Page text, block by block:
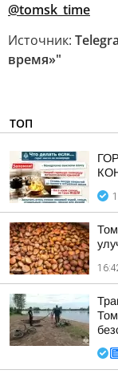
@tomsk_time
Источник:
время»"
ТОП